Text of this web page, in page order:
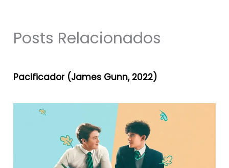
Posts Relacionados
Pacificador (James Gunn, 2022)